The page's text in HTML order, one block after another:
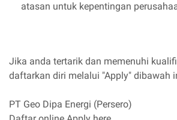
atasan untuk kepentingan
Jika anda tertarik dan memenuhi
daftarkan diri melalui "Apply" dibawah
PT Geo Dipa Energi (Persero)